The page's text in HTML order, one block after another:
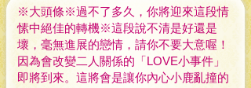
※大頭條※過不了多久，你將迎來這段情
愫中絕佳的轉機※這段說不清是好還是
壞，毫無進展的戀情，請你不要大意喔！
因為會改變二人關係的「LOVE小事件」
即將到來。這將會是讓你內心小鹿亂撞的